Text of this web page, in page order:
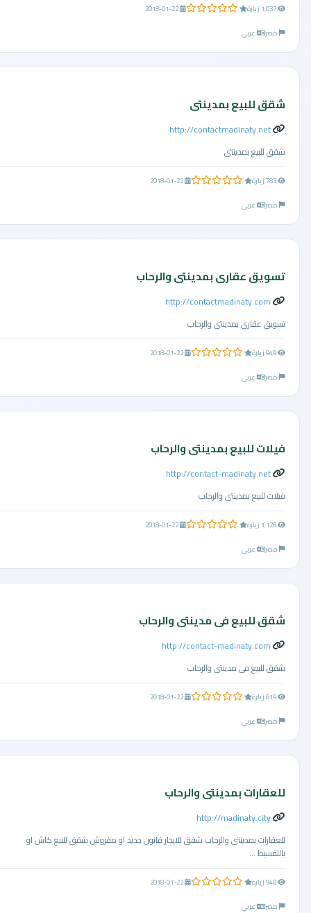
0.0 من 5 نجوم
2018-01-22
مصر
عربي
شقق للبيع بمدينتى
http://contactmadinaty.net
شقق للبيع بمدينتى
0.0 من 5 نجوم
2018-01-22
مصر
عربي
تسويق عقارى بمدينتى والرحاب
http://contactmadinaty.com
تسويق عقارى بمدينتى والرحاب
0.0 من 5 نجوم
2018-01-22
مصر
عربي
فيلات للبيع بمدينتى والرحاب
http://contact-madinaty.net
فيلات للبيع بمدينتى والرحاب
0.0 من 5 نجوم
2018-01-22
مصر
عربي
شقق للبيع فى مدينتى والرحاب
http://contact-madinaty.com
شقق للبيع فى مدينتى والرحاب
0.0 من 5 نجوم
2018-01-22
مصر
عربي
للعقارات بمدينتى والرحاب
http://madinaty.city
للعقارات بمدينتى والرحاب شقق للايجار قانون جديد او مفروش شقق للبيع كاش او
بالتقسيط ...
0.0 من 5 نجوم
2018-01-22
مصر
عربي